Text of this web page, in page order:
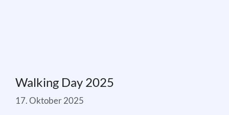
Walking Day 2025
17. Oktober 2025